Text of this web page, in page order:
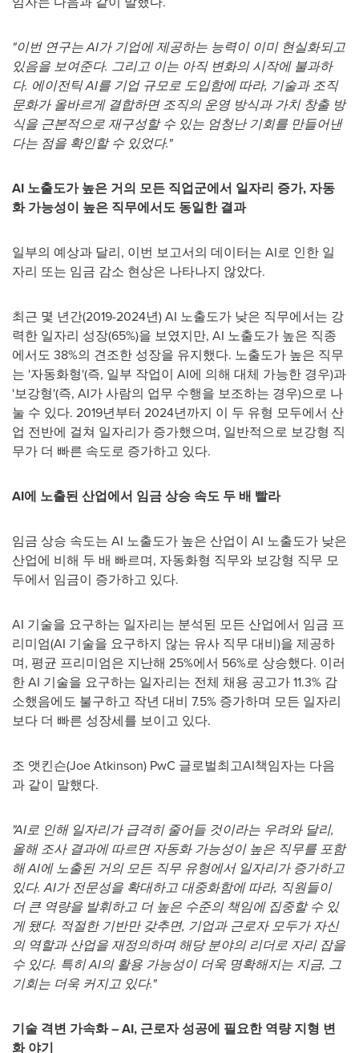
"이번 연구는 AI가 기업에 제공하는 능력이 이미 현실화되고
있음을 보여준다. 그리고 이는 아직 변화의 시작에 불과하
다. 에이전틱 AI를 기업 규모로 도입함에 따라, 기술과 조직
문화가 올바르게 결합하면 조직의 운영 방식과 가치 창출 방
식을 근본적으로 재구성할 수 있는 엄청난 기회를 만들어낸
다는 점을 확인할 수 있었다."
AI 노출도가 높은 거의 모든 직업군에서 일자리 증가, 자동
화 가능성이 높은 직무에서도 동일한 결과
일부의 예상과 달리, 이번 보고서의 데이터는 AI로 인한 일
자리 또는 임금 감소 현상은 나타나지 않았다.
최근 몇 년간(2019-2024년) AI 노출도가 낮은 직무에서는 강
력한 일자리 성장(65%)을 보였지만, AI 노출도가 높은 직종
에서도 38%의 견조한 성장을 유지했다. 노출도가 높은 직무
는 '자동화형'(즉, 일부 작업이 AI에 의해 대체 가능한 경우)과
'보강형'(즉, AI가 사람의 업무 수행을 보조하는 경우)으로 나
눌 수 있다. 2019년부터 2024년까지 이 두 유형 모두에서 산
업 전반에 걸쳐 일자리가 증가했으며, 일반적으로 보강형 직
무가 더 빠른 속도로 증가하고 있다.
AI에 노출된 산업에서 임금 상승 속도 두 배 빨라
임금 상승 속도는 AI 노출도가 높은 산업이 AI 노출도가 낮은
산업에 비해 두 배 빠르며, 자동화형 직무와 보강형 직무 모
두에서 임금이 증가하고 있다.
AI 기술을 요구하는 일자리는 분석된 모든 산업에서 임금 프
리미엄(AI 기술을 요구하지 않는 유사 직무 대비)을 제공하
며, 평균 프리미엄은 지난해 25%에서 56%로 상승했다. 이러
한 AI 기술을 요구하는 일자리는 전체 채용 공고가 11.3% 감
소했음에도 불구하고 작년 대비 7.5% 증가하며 모든 일자리
보다 더 빠른 성장세를 보이고 있다.
조 앳킨슨(Joe Atkinson) PwC 글로벌최고AI책임자는 다음
과 같이 말했다.
"AI로 인해 일자리가 급격히 줄어들 것이라는 우려와 달리,
올해 조사 결과에 따르면 자동화 가능성이 높은 직무를 포함
해 AI에 노출된 거의 모든 직무 유형에서 일자리가 증가하고
있다. AI가 전문성을 확대하고 대중화함에 따라, 직원들이
더 큰 역량을 발휘하고 더 높은 수준의 책임에 집중할 수 있
게 됐다. 적절한 기반만 갖추면, 기업과 근로자 모두가 자신
의 역할과 산업을 재정의하며 해당 분야의 리더로 자리 잡을
수 있다. 특히 AI의 활용 가능성이 더욱 명확해지는 지금, 그
기회는 더욱 커지고 있다."
기술 격변 가속화–AI, 근로자 성공에 필요한 역량 지형 변
화 야기